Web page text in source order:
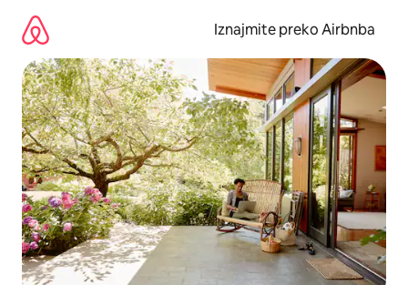
sadržaj
Iznajmite preko Airbnba